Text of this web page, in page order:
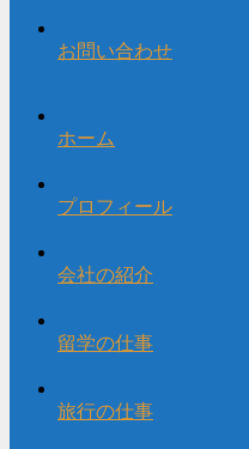
お問い合わせ
ホーム
プロフィール
会社の紹介
留学の仕事
旅行の仕事